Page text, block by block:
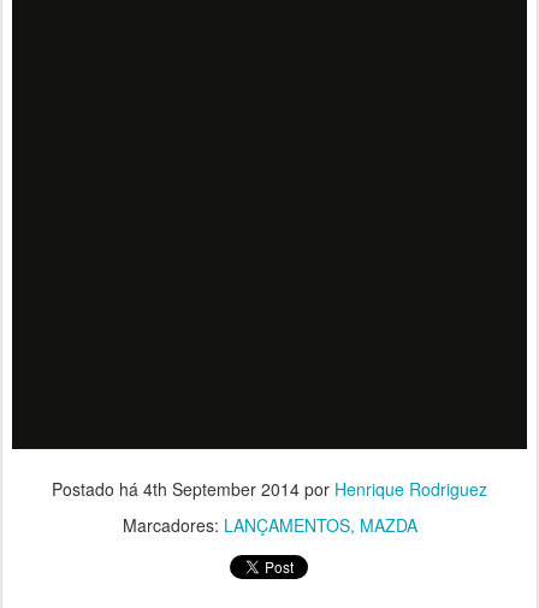
Postado há 4th September 2014 por Henrique Rodriguez
Marcadores: LANÇAMENTOS MAZDA